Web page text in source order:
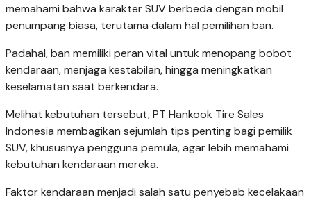
memahami bahwa karakter SUV berbeda dengan mobil
penumpang biasa, terutama dalam hal pemilihan ban.
Padahal, ban memiliki peran vital untuk menopang bobot
kendaraan, menjaga kestabilan, hingga meningkatkan
keselamatan saat berkendara.
Melihat kebutuhan tersebut, PT Hankook Tire Sales
Indonesia membagikan sejumlah tips penting bagi pemilik
SUV, khususnya pengguna pemula, agar lebih memahami
kebutuhan kendaraan mereka.
Faktor kendaraan menjadi salah satu penyebab kecelakaan